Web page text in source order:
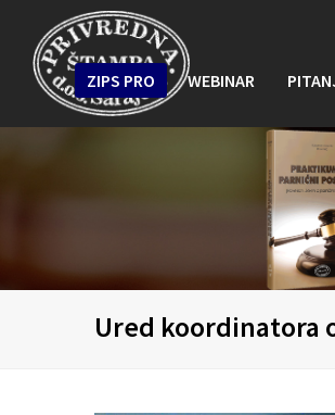
ZIPS PRO WEBINAR
Ured koordinatora